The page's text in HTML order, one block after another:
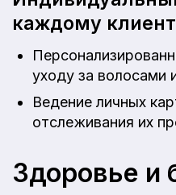
каждому
уходу за волосами
Ведение личных
отслеживания их
Здоровье и